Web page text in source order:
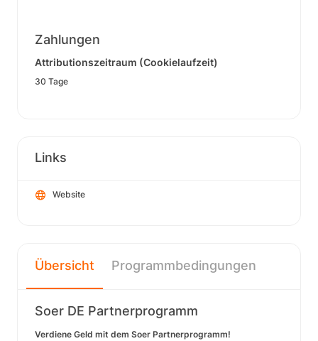
Zahlungen
Attributionszeitraum (Cookielaufzeit)
30 Tage
Links
Website
Übersicht Programmbedingungen
Soer DE Partnerprogramm
Verdiene Geld mit dem Soer Partnerprogramm!